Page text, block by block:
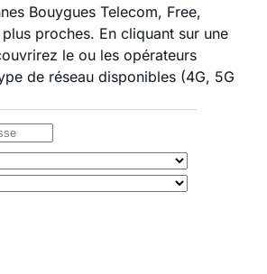
Bouygues Telecom, Free,
plus proches. En cliquant sur une
le ou les opérateurs
de réseau disponibles (4G, 5G